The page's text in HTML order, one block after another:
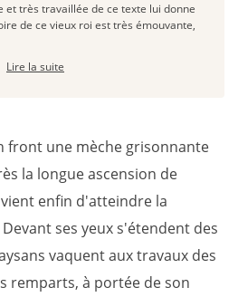
et très travaillée de ce texte lui donne
de ce vieux roi est très émouvante,
Lire la suite
front une mèche grisonnante
la longue ascension de
enfin d'atteindre la
ses yeux s'étendent des
vaquent aux travaux des
remparts, à portée de son